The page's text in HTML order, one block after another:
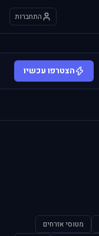
התחברות
הצטרפו עכשיו
מטוסי אזרחים